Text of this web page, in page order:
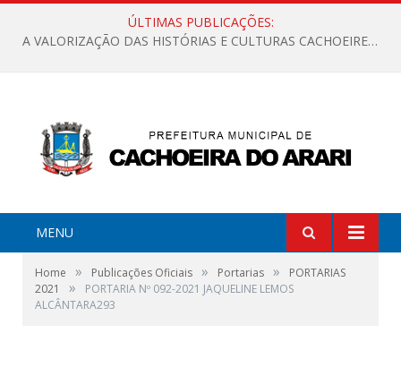
ÚLTIMAS PUBLICAÇÕES:
A VALORIZAÇÃO DAS HISTÓRIAS E CULTURAS CACHOEIRENSES
MENU
Home » Publicações Oficiais » Portarias »
PORTARIAS
2021
»
PORTARIA Nº 092-2021 JAQUELINE LEMOS
ALCÂNTARA293